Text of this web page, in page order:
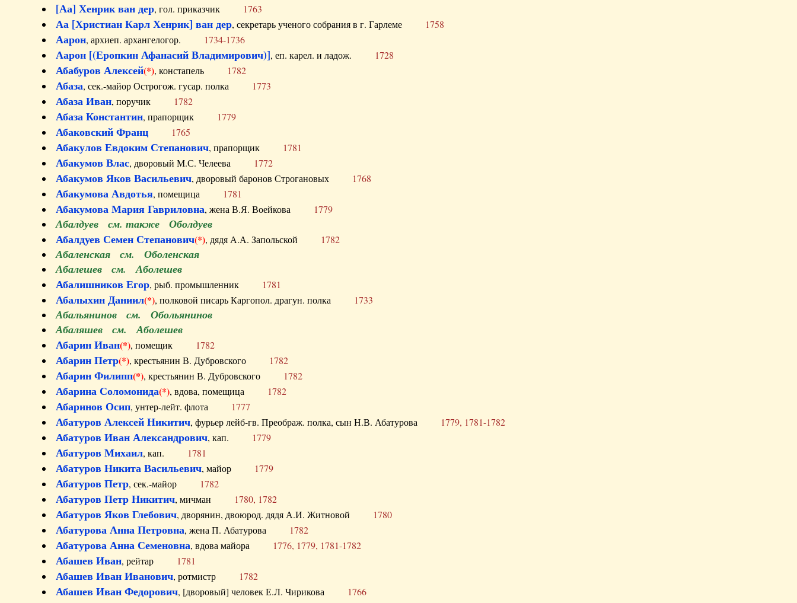
[Аа] Хенрик ван дер, гол. приказчик 1763
Аа [Христиан Карл Хенрик] ван дер, секретарь ученого собрания в г. Гарлеме 1758
Аарон, архиеп. архангелогор. 1734-1736
Аарон [(Еропкин Афанасий Владимирович)], еп. карел. и ладож. 1728
Абабуров Алексей(*), констапель 1782
Абаза, сек.-майор Острогож. гусар. полка 1773
Абаза Иван, поручик 1782
Абаза Константин, прапорщик 1779
Абаковский Франц 1765
Абакулов Евдоким Степанович, прапорщик 1781
Абакумов Влас, дворовый М.С. Челеева 1772
Абакумов Яков Васильевич, дворовый баронов Строгановых 1768
Абакумова Авдотья, помещица 1781
Абакумова Мария Гавриловна, жена В.Я. Воейкова 1779
Абалдуев см. также Оболдуев
Абалдуев Семен Степанович(*), дядя А.А. Запольской 1782
Абаленская см. Оболенская
Абалешев см. Аболешев
Абалишников Егор, рыб. промышленник 1781
Абалыхин Даниил(*), полковой писарь Каргопол. драгун. полка 1733
Абальянинов см. Обольянинов
Абаляшев см. Аболешев
Абарин Иван(*), помещик 1782
Абарин Петр(*), крестьянин В. Дубровского 1782
Абарин Филипп(*), крестьянин В. Дубровского 1782
Абарина Соломонида(*), вдова, помещица 1782
Абаринов Осип, унтер-лейт. флота 1777
Абатуров Алексей Никитич, фурьер лейб-гв. Преображ. полка, сын Н.В. Абатурова 1779, 1781-1782
Абатуров Иван Александрович, кап. 1779
Абатуров Михаил, кап. 1781
Абатуров Никита Васильевич, майор 1779
Абатуров Петр, сек.-майор 1782
Абатуров Петр Никитич, мичман 1780, 1782
Абатуров Яков Глебович, дворянин, двоюрод. дядя А.И. Житновой 1780
Абатурова Анна Петровна, жена П. Абатурова 1782
Абатурова Анна Семеновна, вдова майора 1776, 1779, 1781-1782
Абашев Иван, рейтар 1781
Абашев Иван Иванович, ротмистр 1782
Абашев Иван Федорович, [дворовый] человек Е.Л. Чирикова 1766